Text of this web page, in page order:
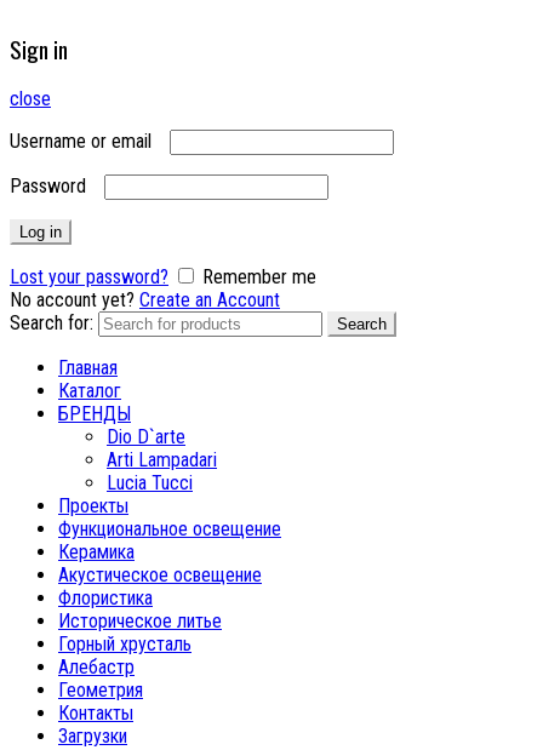
Sign in
close
Username or email
Password
Log in
Lost your password?
Remember me
No account yet? Create an Account
Search for:
Search
Главная
Каталог
БРЕНДЫ
Dio D`arte
Arti Lampadari
Lucia Tucci
Проекты
Функциональное освещение
Керамика
Акустическое освещение
Флористика
Историческое литье
Горный хрусталь
Алебастр
Геометрия
Контакты
Загрузки